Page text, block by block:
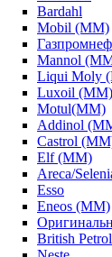
Bardahl
Mobil (ММ)
Mannol
Liqui Moly
Luxoil (ММ)
Motul(ММ)
Addinol
Castrol
Elf (ММ)
Areca/
Esso
Eneos (ММ)
British